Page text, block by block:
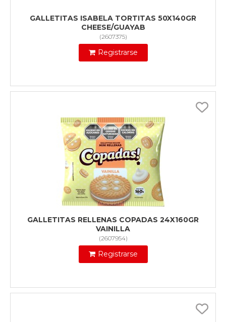
GALLETITAS ISABELA TORTITAS 50X140GR
CHEESE/GUAYAB
(2607375)
Registrarse
GALLETITAS RELLENAS COPADAS 24X160GR
VAINILLA
(2607954)
Registrarse